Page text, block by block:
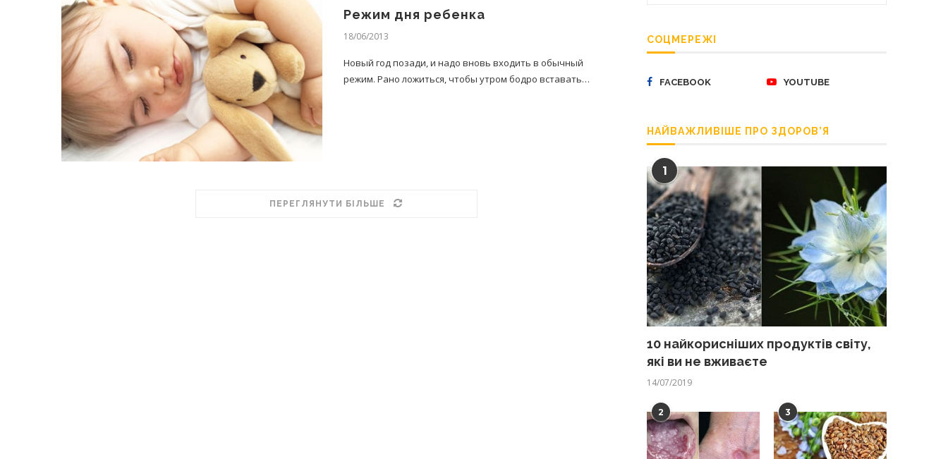
Режим дня ребенка
18/06/2013
Новый год позади, и надо вновь входить в обычный
режим. Рано ложиться, чтобы утром бодро вставать…
ПЕРЕГЛЯНУТИ БІЛЬШЕ
СОЦМЕРЕЖІ
FACEBOOK YOUTUBE
НАЙВАЖЛИВІШЕ ПРО ЗДОРОВ’Я
1
10 найкорисніших продуктів світу,
які ви не вживаєте
14/07/2019
2 3